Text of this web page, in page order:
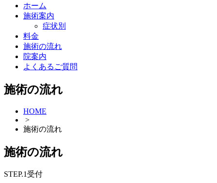
ホーム
施術案内
症状別
料金
施術の流れ
院案内
よくあるご質問
施術の流れ
HOME
>
施術の流れ
施術の流れ
STEP.1 受付